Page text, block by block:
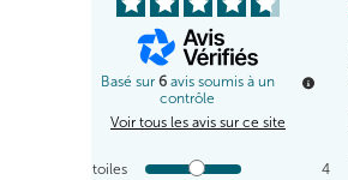
Basé sur 6 avis soumis à un
contrôle
Voir tous les avis sur ce site
étoiles
4